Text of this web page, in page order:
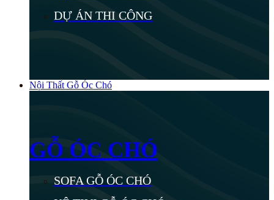
DỰ ÁN THI CÔNG
Nội Thất Gỗ Óc Chó
GỖ ÓC CHÓ
SOFA GỖ ÓC CHÓ